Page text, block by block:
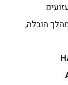
הובלה,